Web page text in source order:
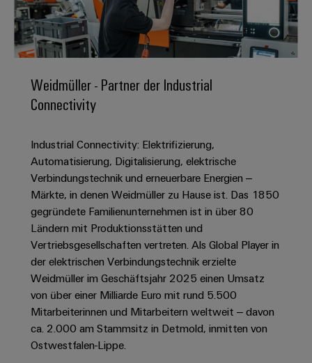
erlebbar
werden.
Datencenter
und
Produkte
für
effizient,
zuverlässig,
skalierbar
Energiespeicher
Lösungen
und
Produkte
Energiespeichersysteme
(ESS)
Energieübertragung
und
-
Anschlusstechnologie
DC-
u-
OS
Computing
Industrial
5G
Single
Pair
Ethernet
Schaltschrank-
und
Feldebene
Leiterplattenklemmen
Gehäusesysteme
und
komponenten
und
-
komponenten
Anschlussleitungen,
Patchkabel
und
Kabel
SPS
Systemverkabelung
&
Migrationslösungen
Fast
Delivery
Beratung
und
digitale
Planung
easyConnect
-
Ihre
Industrial
Service
Platform
Connectivity
Consulting
Vertrieb uns
Promotionfahrzeug
Distribution
für
unsere
Partner
Vertrieb
Großhandelssuche
News
Messen
Newsletter
Weidmüller
Zahlen
Fakten
Unser
Nachhaltigkeit
Weidmüller
Academy
People
&
Culture
Compliance
Weidmüller
Welt
Stellen
für
Berufserfahrene
Für
Werkstudententätigkeiten
Praktika
Abschlussarbeiten
Neuanfang
für
Studienabbrecher
Offene
Stellen
für
Weidmüller - Partner der Industrial
Connectivity
Industrial Connectivity: Elektrifizierung,
Automatisierung, Digitalisierung, elektrische
Verbindungstechnik und erneuerbare Energien –
Märkte, in denen Weidmüller zu Hause ist. Das 1850
gegründete Familienunternehmen ist in über 80
Ländern mit Produktionsstätten und
Vertriebsgesellschaften vertreten. Als Global Player in
der elektrischen Verbindungstechnik erzielte
Weidmüller im Geschäftsjahr 2025 einen Umsatz
von über einer Milliarde Euro mit rund 5.500
Mitarbeiterinnen und Mitarbeitern weltweit – davon
ca. 2.000 am Stammsitz in Detmold, inmitten von
Ostwestfalen-Lippe.